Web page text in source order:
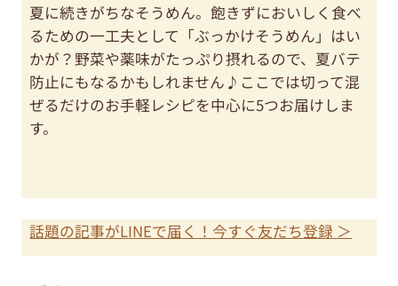
夏に続きがちなそうめん。飽きずにおいしく食べ
るための一工夫として「ぶっかけそうめん」はい
かが？野菜や薬味がたっぷり摂れるので、夏バテ
防止にもなるかもしれません♪ここでは切って混
ぜるだけのお手軽レシピを中心に5つお届けしま
す。
話題の記事がLINEで届く！今すぐ友だち登録 ＞